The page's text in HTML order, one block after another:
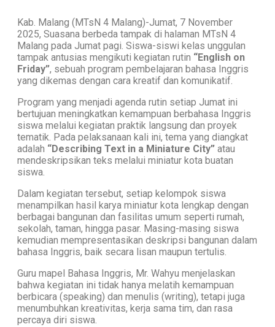
Kab. Malang (MTsN 4 Malang)-Jumat, 7 November
2025, Suasana berbeda tampak di halaman MTsN 4
Malang pada Jumat pagi. Siswa-siswi kelas unggulan
tampak antusias mengikuti kegiatan rutin “English on
Friday”, sebuah program pembelajaran bahasa Inggris
yang dikemas dengan cara kreatif dan komunikatif.
Program yang menjadi agenda rutin setiap Jumat ini
bertujuan meningkatkan kemampuan berbahasa Inggris
siswa melalui kegiatan praktik langsung dan proyek
tematik. Pada pelaksanaan kali ini, tema yang diangkat
adalah “Describing Text in a Miniature City” atau
mendeskripsikan teks melalui miniatur kota buatan
siswa.
Dalam kegiatan tersebut, setiap kelompok siswa
menampilkan hasil karya miniatur kota lengkap dengan
berbagai bangunan dan fasilitas umum seperti rumah,
sekolah, taman, hingga pasar. Masing-masing siswa
kemudian mempresentasikan deskripsi bangunan dalam
bahasa Inggris, baik secara lisan maupun tertulis.
Guru mapel Bahasa Inggris, Mr. Wahyu menjelaskan
bahwa kegiatan ini tidak hanya melatih kemampuan
berbicara (speaking) dan menulis (writing), tetapi juga
menumbuhkan kreativitas, kerja sama tim, dan rasa
percaya diri siswa.